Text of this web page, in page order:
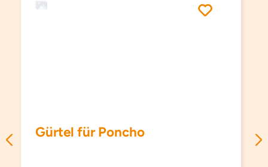
Gürtel für Poncho